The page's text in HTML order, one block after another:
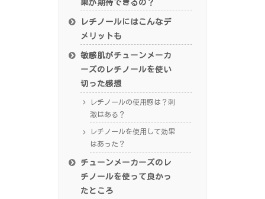
果が期待できるの？
レチノールにはこんなデ
メリットも
敏感肌がチューンメーカ
ーズのレチノールを使い
切った感想
レチノールの使用感は？刺
激はある？
レチノールを使用して効果
はあった？
チューンメーカーズのレ
チノールを使って良かっ
たところ